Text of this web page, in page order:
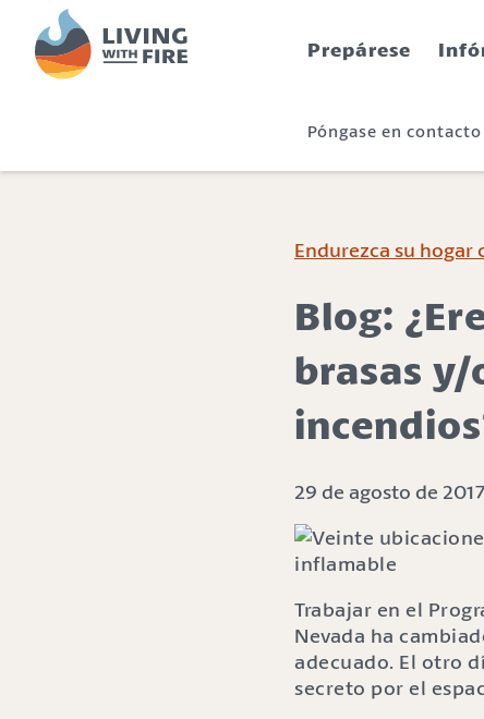
C
n
Prepárese
Póngase en
Endurezca su
Blog:
brasas y/
29 de agosto de 2017
Trabajar en el
Nevada ha
adecuado. El otro
secreto por el